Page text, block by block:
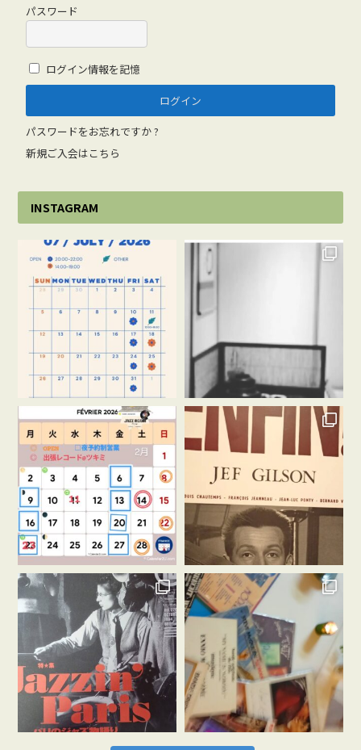
パスワード
ログイン情報を記憶
パスワードをお忘れですか ?
新規ご入会はこちら
INSTAGRAM